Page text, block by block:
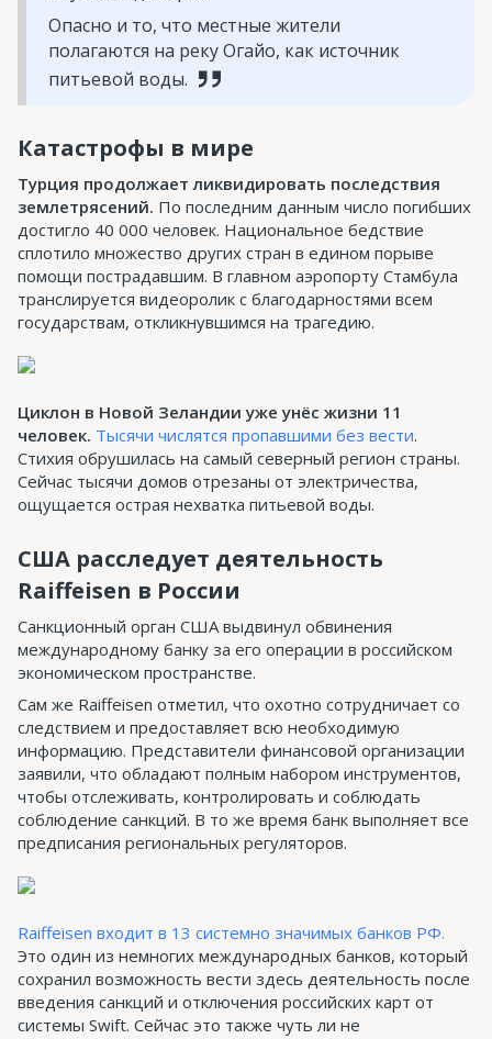
Опасно и то, что местные жители
полагаются на реку Огайо, как источник
питьевой воды.
Катастрофы в мире
Турция продолжает ликвидировать последствия
землетрясений. По последним данным число погибших
достигло 40 000 человек. Национальное бедствие
сплотило множество других стран в едином порыве
помощи пострадавшим. В главном аэропорту Стамбула
транслируется видеоролик с благодарностями всем
государствам, откликнувшимся на трагедию.
Циклон в Новой Зеландии уже унёс жизни 11
человек. Тысячи числятся пропавшими без вести.
Стихия обрушилась на самый северный регион страны.
Сейчас тысячи домов отрезаны от электричества,
ощущается острая нехватка питьевой воды.
США расследует деятельность
Raiffeisen в России
Санкционный орган США выдвинул обвинения
международному банку за его операции в российском
экономическом пространстве.
Сам же Raiffeisen отметил, что охотно сотрудничает со
следствием и предоставляет всю необходимую
информацию. Представители финансовой организации
заявили, что обладают полным набором инструментов,
чтобы отслеживать, контролировать и соблюдать
соблюдение санкций. В то же время банк выполняет все
предписания региональных регуляторов.
Raiffeisen входит в 13 системно значимых банков РФ.
Это один из немногих международных банков, который
сохранил возможность вести здесь деятельность после
введения санкций и отключения российских карт от
системы Swift. Сейчас это также чуть ли не